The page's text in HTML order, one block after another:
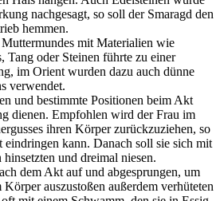
nachgesagt, so soll der Smaragd den
hemmen.
mit Materialien wie
Tang oder Steinen führte zu einer
im Orient wurden dazu auch dünne
verwendet.
und bestimmte Positionen beim Akt
dienen. Empfohlen wird der Frau im
ihren Körper zurückzuziehen, so
eindringen kann. Danach soll sie sich mit
und dreimal niesen.
dem Akt auf und abgesprungen, um
Körper auszustoßen außerdem verhüteten